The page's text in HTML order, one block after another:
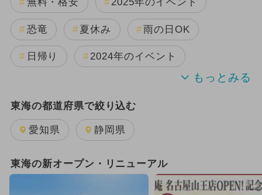
無料・格安 2025年のイベント
恐竜 夏休み 雨の日OK
日帰り 2024年のイベント
夏休み（日帰り）
2024年7月のイベント
東海の都道府県で絞り込む
愛知県 静岡県
東海の新オープン・リニューアル